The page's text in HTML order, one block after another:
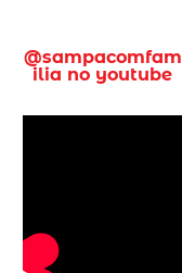
@sampacomfam
ilia no youtube